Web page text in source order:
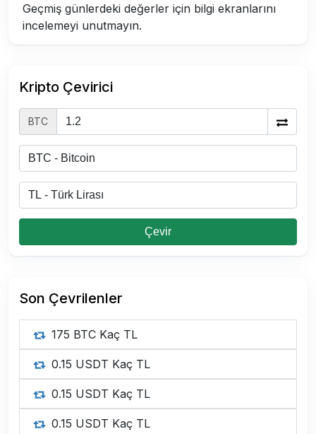
Geçmiş günlerdeki değerler için bilgi ekranlarını
incelemeyi unutmayın.
Kripto Çevirici
BTC
Çevir
Son Çevrilenler
175 BTC Kaç TL
0.15 USDT Kaç TL
0.15 USDT Kaç TL
0.15 USDT Kaç TL